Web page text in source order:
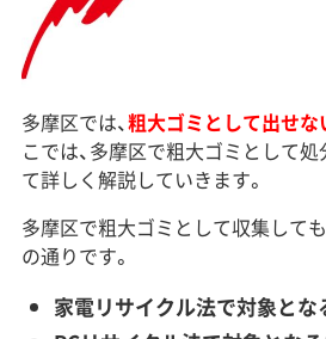
多摩区では、粗大ゴミとして出せな
こでは、多摩区で粗大ゴミとして
て詳しく解説していきます。
多摩区で粗大ゴミとして収集して
の通りです。
家電リサイクル法で対象とな